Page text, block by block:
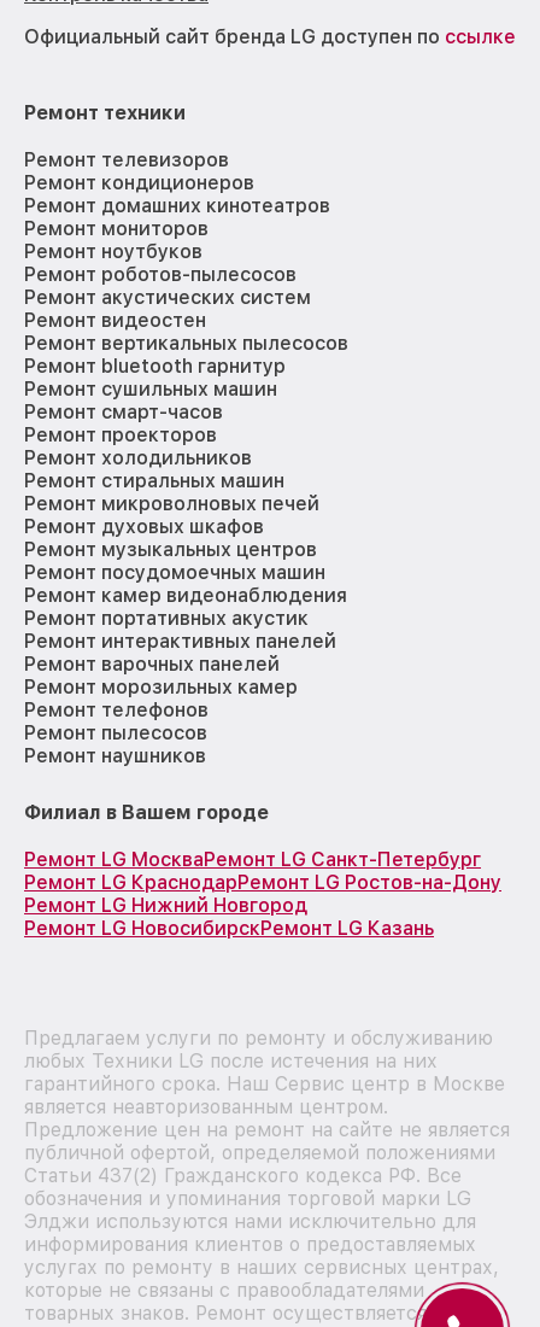
Официальный сайт бренда LG доступен по ссылке
Ремонт техники
Ремонт телевизоров
Ремонт кондиционеров
Ремонт домашних кинотеатров
Ремонт мониторов
Ремонт ноутбуков
Ремонт роботов-пылесосов
Ремонт акустических систем
Ремонт видеостен
Ремонт вертикальных пылесосов
Ремонт bluetooth гарнитур
Ремонт сушильных машин
Ремонт смарт-часов
Ремонт проекторов
Ремонт холодильников
Ремонт стиральных машин
Ремонт микроволновых печей
Ремонт духовых шкафов
Ремонт музыкальных центров
Ремонт посудомоечных машин
Ремонт камер видеонаблюдения
Ремонт портативных акустик
Ремонт интерактивных панелей
Ремонт варочных панелей
Ремонт морозильных камер
Ремонт телефонов
Ремонт пылесосов
Ремонт наушников
Филиал в Вашем городе
Ремонт LG МоскваРемонт LG Санкт-Петербург
Ремонт LG КраснодарРемонт LG Ростов-на-Дону
Ремонт LG Нижний Новгород
Ремонт LG НовосибирскРемонт LG Казань
Предлагаем услуги по ремонту и обслуживанию
любых Техники LG после истечения на них
гарантийного срока. Наш Сервис центр в Москве
является неавторизованным центром.
Предложение цен на ремонт на сайте не является
публичной офертой, определяемой положениями
Статьи 437(2) Гражданского кодекса РФ. Все
обозначения и упоминания торговой марки LG
Элджи используются нами исключительно для
информирования клиентов о предоставляемых
услугах по ремонту в наших сервисных центрах,
которые не связаны с правообладателями
товарных знаков. Ремонт осуществляется для